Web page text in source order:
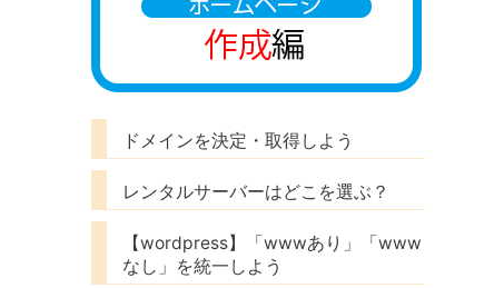
ドメインを決定・取得しよう
レンタルサーバーはどこを選ぶ？
【wordpress】「wwwあり」「www
なし」を統一しよう